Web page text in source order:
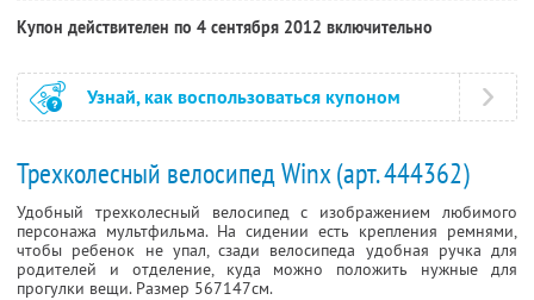
Купон действителен по 4 сентября 2012 включительно
Узнай, как воспользоваться купоном
Трехколесный велосипед Winx (арт. 444362)
Удобный трехколесный велосипед с изображением любимого
персонажа мультфильма. На сидении есть крепления ремнями,
чтобы ребенок не упал, сзади велосипеда удобная ручка для
родителей и отделение, куда можно положить нужные для
прогулки вещи. Размер 567147см.